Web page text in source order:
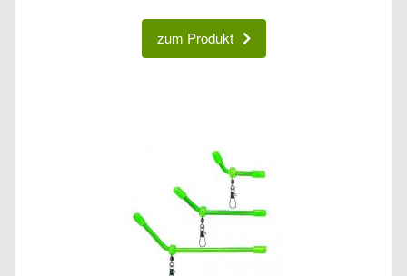
zum Produkt